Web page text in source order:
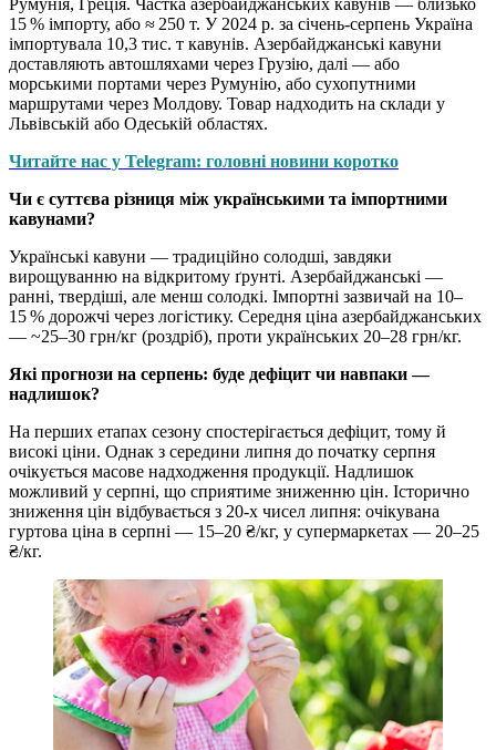
15 % імпорту, або ≈ 250 т. У 2024 р. за січень-серпень Україна
імпортувала 10,3 тис. т кавунів. Азербайджанські кавуни
доставляють автошляхами через Грузію, далі — або
морськими портами через Румунію, або сухопутними
маршрутами через Молдову. Товар надходить на склади у
Львівській або Одеській областях.
Читайте нас у Telegram: головні новини коротко
Чи є суттєва різниця між українськими та імпортними
кавунами?
Українські кавуни — традиційно солодші, завдяки
вирощуванню на відкритому ґрунті. Азербайджанські —
ранні, твердіші, але менш солодкі. Імпортні зазвичай на 10–
15 % дорожчі через логістику. Середня ціна азербайджанських
— ~25–30 грн/кг (роздріб), проти українських 20–28 грн/кг.
Які прогнози на серпень: буде дефіцит чи навпаки —
надлишок?
На перших етапах сезону спостерігається дефіцит, тому й
високі ціни. Однак з середини липня до початку серпня
очікується масове надходження продукції. Надлишок
можливий у серпні, що сприятиме зниженню цін. Історично
зниження цін відбувається з 20-х чисел липня: очікувана
гуртова ціна в серпні — 15–20 ₴/кг, у супермаркетах — 20–25
₴/кг.